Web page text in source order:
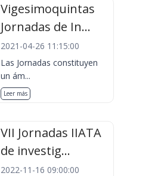
Vigesimoquintas
Jornadas de In...
2021-04-26 11:15:00
Las Jornadas constituyen
un ám...
Leer más
VII Jornadas IIATA
de investig...
2022-11-16 09:00:00